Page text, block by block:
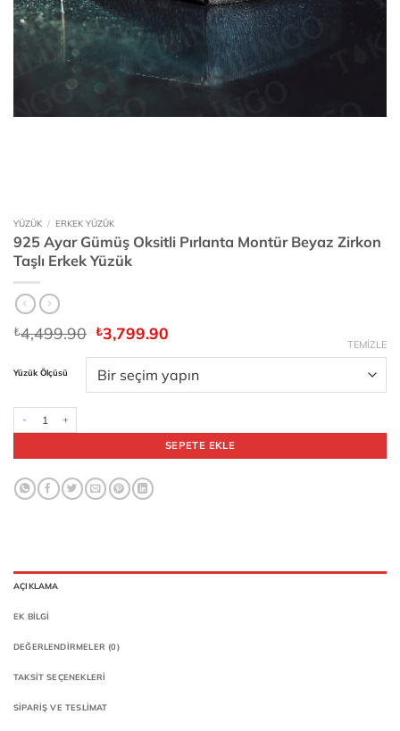
YÜZÜK / ERKEK YÜZÜK
925 Ayar Gümüş Oksitli Pırlanta Montür Beyaz Zirkon
Taşlı Erkek Yüzük
₺4,499.90 Orijinal
fiyat:
₺4,499.90.
₺3,799.90
fiyat:
₺3,799.90.
Yüzük Ölçüsü
TEMIZLE
925 Ayar Gümüş Oksitli Pırlanta Montür Beyaz Zirkon Taşlı Erkek Yüzük adet
SEPETE EKLE
AÇIKLAMA
EK BILGI
DEĞERLENDIRMELER (0)
TAKSIT SEÇENEKLERI
SIPARIŞ VE TESLIMAT